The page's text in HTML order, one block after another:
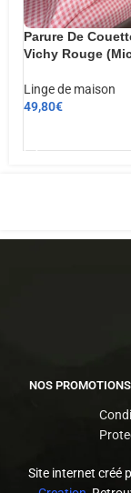
Parure De
Vichy Rouge
Linge de maison
49,80€
NOS PROMOTIONS
Site internet créé